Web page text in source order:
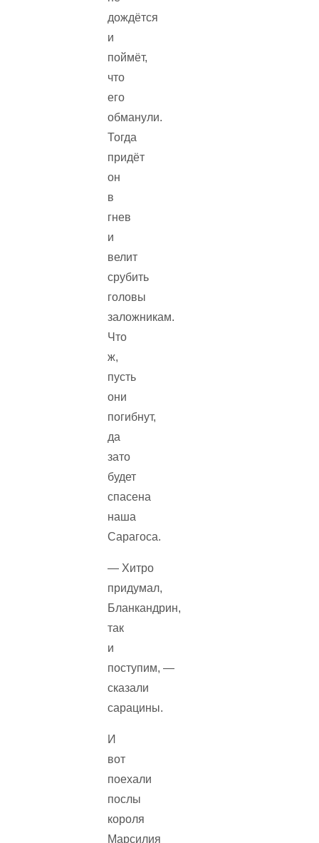
дождётся
и
поймёт,
что
его
обманули.
Тогда
придёт
он
в
гнев
и
велит
срубить
головы
заложникам.
Что
ж,
пусть
они
погибнут,
да
зато
будет
спасена
наша
Сарагоса.
— Хитро
придумал,
Бланкандрин,
так
и
поступим, —
сказали
сарацины.
И
вот
поехали
послы
короля
Марсилия